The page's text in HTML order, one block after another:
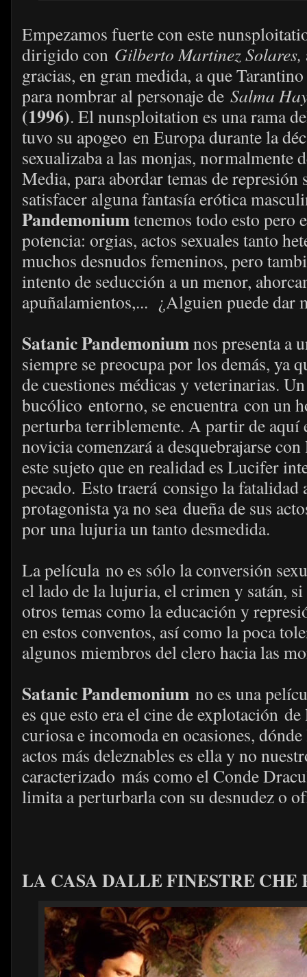
Empezamos fuerte con este
dirigido con Gilberto Martinez Solares,
gracias, en gran medida, a que
para nombrar al personaje de Salma
(1996). El nunsploitation es una rama
tuvo su apogeo en Europa durante la
sexualizaba a las monjas, normalmente
Media, para abordar temas de
satisfacer alguna fantasía erótica
Pandemoniumtenemos todo esto pero
potencia: orgias, actos sexuales tanto
muchos desnudos femeninos, pero
intento de seducción a un menor,
apuñalamientos,... ¿Alguien puede dar
Satanic Pandemoniumnos presenta a
siempre se preocupa por los demás, ya
de cuestiones médicas y veterinarias.
bucólico entorno, se encuentra con un
perturba terriblemente. A partir de aquí
novicia comenzará a desquebrajarse
este sujeto que en realidad es Lucifer
pecado. Esto traerá consigo la fatalidad
protagonista ya no sea dueña de sus
por una lujuria un tanto desmedida.
La película no es sólo la conversión
el lado de la lujuria, el crimen y satán,
otros temas como la educación y
en estos conventos, así como la poca
algunos miembros del clero hacia las
Satanic Pandemonium no es una
es que esto era el cine de explotación
curiosa e incomoda en ocasiones,
actos más deleznables es ella y no
caracterizado más como el Conde
limita a perturbarla con su desnudez o
LA CASA DALLE FINESTRE CHE